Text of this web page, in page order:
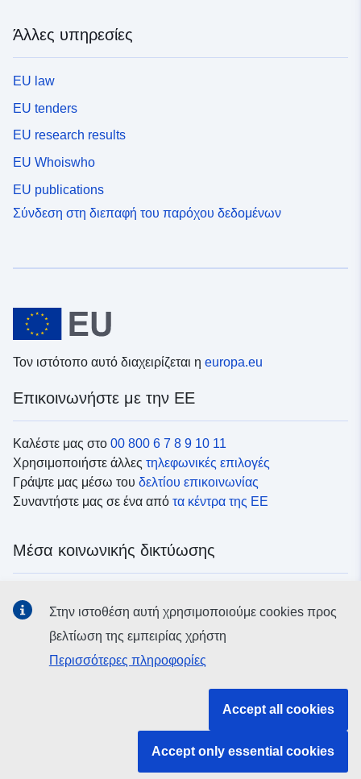
Άλλες υπηρεσίες
EU law
EU tenders
EU research results
EU Whoiswho
EU publications
Σύνδεση στη διεπαφή του παρόχου δεδομένων
Τον ιστότοπο αυτό διαχειρίζεται η europa.eu
Επικοινωνήστε με την ΕΕ
Καλέστε μας στο 00 800 6 7 8 9 10 11
Χρησιμοποιήστε άλλες τηλεφωνικές επιλογές
Γράψτε μας μέσω του δελτίου επικοινωνίας
Συναντήστε μας σε ένα από τα κέντρα της ΕΕ
Μέσα κοινωνικής δικτύωσης
δικτύωσηςΣτην ιστοθέση αυτή χρησιμοποιούμε cookies προς
βελτίωση της εμπειρίας χρήστη
Περισσότερες πληροφορίες
Accept all cookies
Accept only essential cookies